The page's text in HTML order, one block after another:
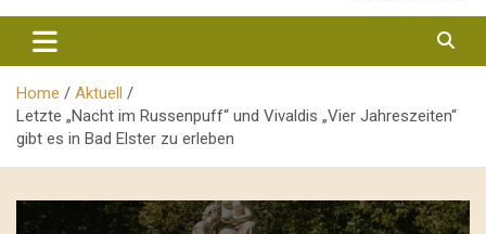
Vogtlandstreicher
Home
Aktuell
Letzte „Nacht im Russenpuff“ und Vivaldis „Vier Jahreszeiten“
gibt es in Bad Elster zu erleben